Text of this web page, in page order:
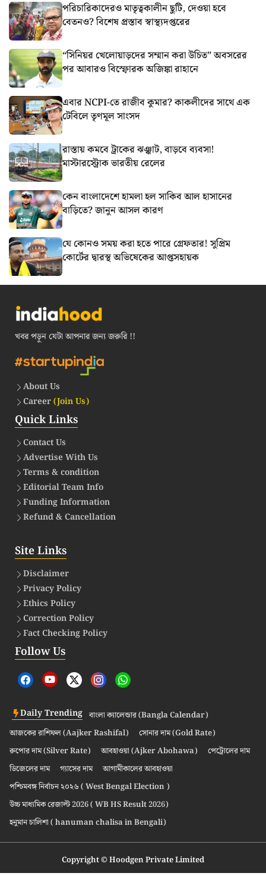
পরিচারিকাদেরও মাতৃত্বকালীন ছুটি, দেওয়া হবে
বেতনও? বিশেষ প্রস্তাব স্বাস্থ্যদপ্তরের
“সিনিয়র খেলোয়াড়দের সম্মান করা উচিত” অবসরের
পর আবারও বিস্ফোরক অজিঙ্কা রাহানে
এবার NCPI-তে রাজীব কুমার? কাকলীদের সাথে এক
টেবিলে তৃণমূল সাংসদ
রাস্তায় কমবে ট্রাকের ঝঞ্ঝাট, বাড়বে ব্যবসা!
মাস্টারস্ট্রোক ভারতীয় রেলের
কেন বাংলাদেশে হামলা হল সাকিব আল হাসানের
বাড়িতে? জানুন আসল কারণ
যে কোনও সময় করা হতে পারে গ্রেফতার! সুপ্রিম
কোর্টের দ্বারস্থ অভিষেকের আপ্তসহায়ক
খবর পড়ুন যেটা আপনার জন্য জরুরি !!
About Us
Career(Join Us)
Quick Links
Contact Us
Advertise With Us
Terms & condition
Editorial Team Info
Funding Information
Refund & Cancellation
Site Links
Disclaimer
Privacy Policy
Ethics Policy
Correction Policy
Fact Checking Policy
Follow Us
Daily Trending বাংলা ক্যালেন্ডার (Bangla Calendar)
আজকের রাশিফল (Aajker Rashifal)
সোনার দাম (Gold Rate)
রুপোর দাম (Silver Rate)
আবহাওয়া (Ajker Abohawa)
পেট্রোলের দাম
ডিজেলের দাম
গ্যাসের দাম
আগামীকালের আবহাওয়া
পশ্চিমবঙ্গ নির্বাচন ২০২৬ ( West Bengal Election )
উচ্চ মাধ্যমিক রেজাল্ট 2026 ( WB HS Result 2026)
হনুমান চালিশা ( hanuman chalisa in Bengali)
Copyright © Hoodgen Private Limited